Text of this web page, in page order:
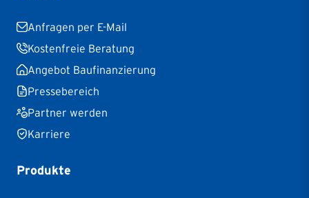
Anfragen per E-Mail
Kostenfreie Beratung
Angebot Baufinanzierung
Pressebereich
Partner werden
Karriere
Produkte